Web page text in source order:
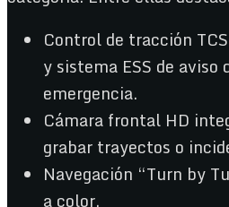
Control de tracción
y sistema ESS de aviso
emergencia.
Cámara frontal HD
grabar trayectos o
Navegación “Turn by
a color.